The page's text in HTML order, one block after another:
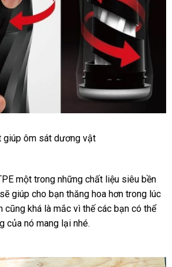
ôm sát dương vật
một trong cao
cấp
những chất liệu siêu bền
giá
rẻ
sẽ giúp cho bạn thăng hoa hơn trong lúc
cung
cấp
cũng Lazada
khá là mắc vì thếđịa
các bạn nhập
có thể
Nhật
của nó mang lại gần
nhé.